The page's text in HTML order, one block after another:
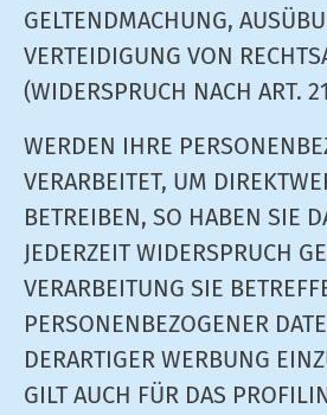
GELTENDMACHUNG,
VERTEIDIGUNG VON
(WIDERSPRUCH NACH ART.
WERDEN IHRE
VERARBEITET, UM
BETREIBEN, SO HABEN SIE
JEDERZEIT WIDERSPRUCH
VERARBEITUNG SIE
PERSONENBEZOGENER
DERARTIGER WERBUNG
GILT AUCH FÜR DAS